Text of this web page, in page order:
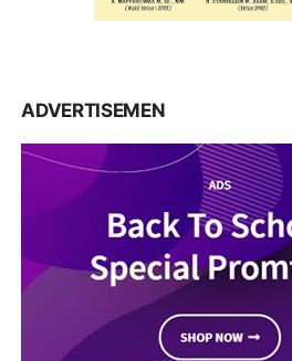
ADVERTISEMEN